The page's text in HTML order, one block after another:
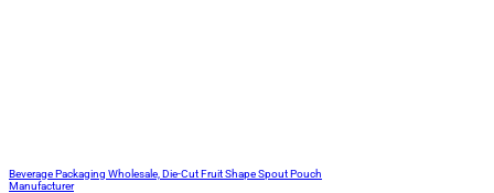
Beverage Packaging Wholesale, Die-Cut Fruit Shape Spout Pouch
Manufacturer